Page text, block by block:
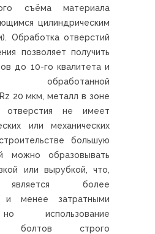
съёма материала
цилиндрическим
Обработка отверстий
позволяет получить
до 10-го квалитета и
обработанной
20 мкм, металл в зоне
отверстия не имеет
или механических
большую
можно образовывать
или вырубкой, что,
является более
и менее затратными
использование
болтов строго